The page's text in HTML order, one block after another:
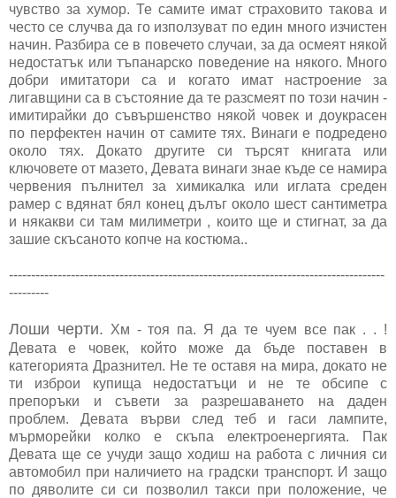
чувство за хумор. Те самите имат страховито такова и
често се случва да го използуват по един много изчистен
начин. Разбира се в повечето случаи, за да осмеят някой
недостатък или тъпанарско поведение на някого. Много
добри имитатори са и когато имат настроение за
лигавщини са в състояние да те разсмеят по този начин -
имитирайки до съвършенство някой човек и доукрасен
по перфектен начин от самите тях. Винаги е подредено
около тях. Докато другите си търсят книгата или
ключовете от мазето, Девата винаги знае къде се намира
червения пълнител за химикалка или иглата среден
рамер с вдянат бял конец дълъг около шест сантиметра
и някакви си там милиметри , които ще и стигнат, за да
зашие скъсаното копче на костюма..
-------------------------------------------------------------------------------------
---------
Лоши черти. Хм - тоя па. Я да те чуем все пак . . !
Девата е човек, който може да бъде поставен в
категорията Дразнител. Не те оставя на мира, докато не
ти изброи купища недостатъци и не те обсипе с
препоръки и съвети за разрешаването на даден
проблем. Девата върви след теб и гаси лампите,
мърморейки колко е скъпа електроенергията. Пак
Девата ще се учуди защо ходиш на работа с личния си
автомобил при наличието на градски транспорт. И защо
по дяволите си си позволил такси при положение, че